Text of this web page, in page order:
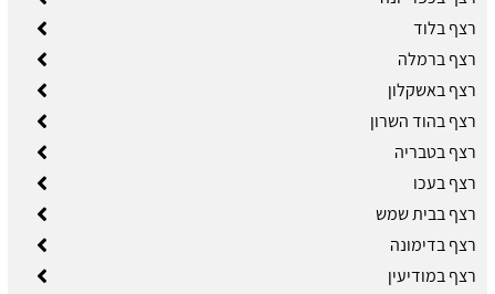
רצף בלוד
רצף ברמלה
רצף באשקלון
רצף בהוד השרון
רצף בטבריה
רצף בעכו
רצף בבית שמש
רצף בדימונה
רצף במודיעין